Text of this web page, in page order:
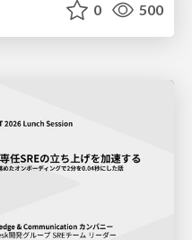
0 500